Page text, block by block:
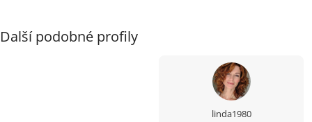
Další podobné profily
linda1980